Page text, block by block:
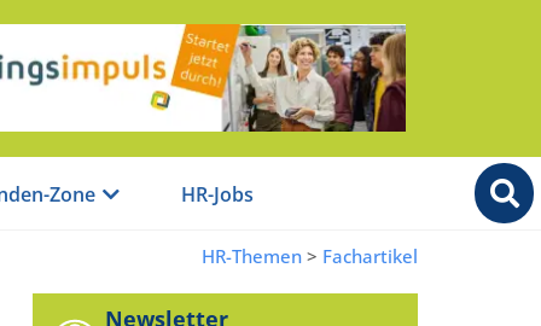
Zone HR-Jobs
HR-Themen > Fachartikel
Newsletter